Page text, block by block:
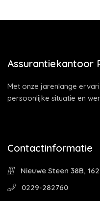
Assurantiekantoor
Met onze jarenlange
persoonlijke situatie en
Contactinformatie
Nieuwe Steen 38B,
0229-282760